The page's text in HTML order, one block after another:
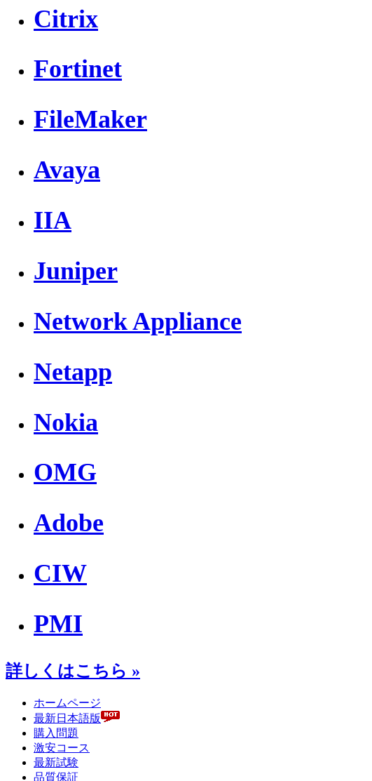
Citrix
Fortinet
FileMaker
Avaya
IIA
Juniper
Network Appliance
Netapp
Nokia
OMG
Adobe
CIW
PMI
詳しくはこちら »
ホームページ
最新日本語版
購入問題
激安コース
最新試験
品質保証